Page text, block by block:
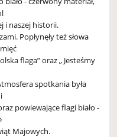
i naszej historii.
Popłynęły też słowa
flaga” oraz „ Jesteśmy
spotkania była
powiewające flagi biało -
Majowych.